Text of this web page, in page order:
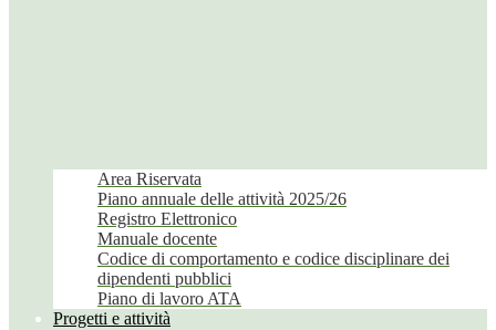
Area Riservata
Piano annuale delle attività 2025/26
Registro Elettronico
Manuale docente
Codice di comportamento e codice disciplinare dei
dipendenti pubblici
Piano di lavoro ATA
Progetti e attività